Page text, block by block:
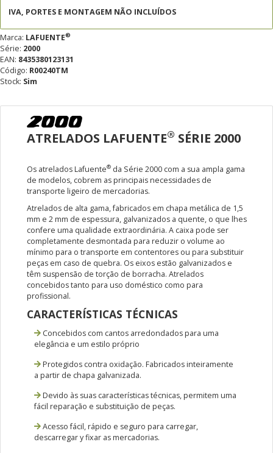
IVA, PORTES E MONTAGEM NÃO INCLUÍDOS
Marca: LAFUENTE®
Série: 2000
EAN: 8435380123131
Código: R00240TM
Stock: Sim
ATRELADOS LAFUENTE® SÉRIE 2000
Os atrelados Lafuente®da Série 2000 com a sua ampla gama
de modelos, cobrem as principais necessidades de
transporte ligeiro de mercadorias.
Atrelados de alta gama, fabricados em chapa metálica de 1,5
mm e 2 mm de espessura, galvanizados a quente, o que lhes
confere uma qualidade extraordinária. A caixa pode ser
completamente desmontada para reduzir o volume ao
mínimo para o transporte em contentores ou para substituir
peças em caso de quebra. Os eixos estão galvanizados e
têm suspensão de torção de borracha. Atrelados
concebidos tanto para uso doméstico como para
profissional.
CARACTERÍSTICAS TÉCNICAS
Concebidos com cantos arredondados para uma
elegância e um estilo próprio
Protegidos contra oxidação. Fabricados inteiramente
a partir de chapa galvanizada.
Devido às suas características técnicas, permitem uma
fácil reparação e substituição de peças.
Acesso fácil, rápido e seguro para carregar,
descarregar y fixar as mercadorias.